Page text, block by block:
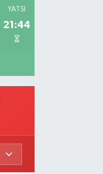
YATSI
21:44